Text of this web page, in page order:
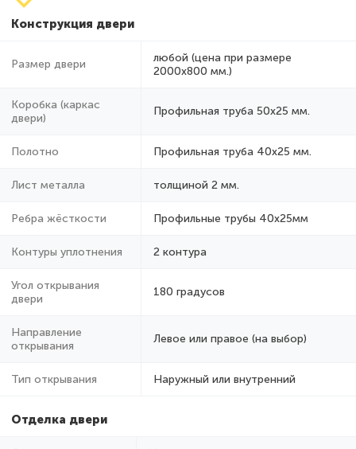
Конструкция двери
Размер двери
любой (цена при размере
2000x800 мм.)
Коробка (каркас
двери)
Профильная труба 50х25 мм.
Полотно Профильная труба 40х25 мм.
Лист металла толщиной 2 мм.
Ребра жёсткости Профильные трубы 40х25мм
Контуры уплотнения 2 контура
Угол открывания
двери
180 градусов
Направление
открывания
Левое или правое (на выбор)
Тип открывания Наружный или внутренний
Отделка двери